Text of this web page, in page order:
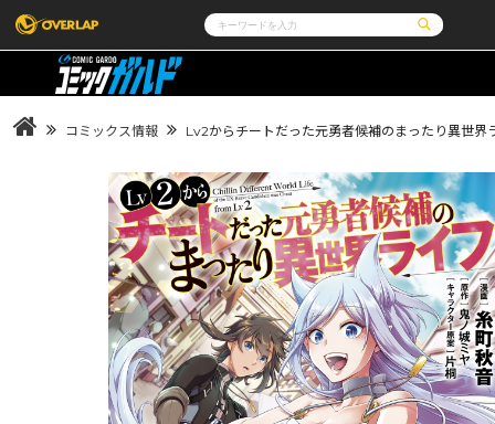
コミック
LiQulle
ライトノベル
ノベルスf
ロサージュノベルス
ポケットモンスター
アニメ
ゲーム
オーバーラップ広報室
企業
会社概要
採用情報
アクセス
オーバーラップホールディングス
お問い合わせはこち
オーバーラップ文庫 オーバーラップノベルス
オーバーラップノベルスf ロサージュノベルス
コミックス情報 Lv2からチートだった元勇者候補のまったり異世界